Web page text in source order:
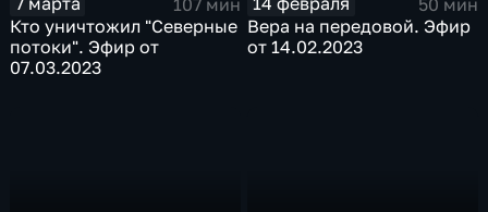
Кто уничтожил "Северные
потоки". Эфир от
07.03.2023
Вера на передовой. Эфир
от 14.02.2023